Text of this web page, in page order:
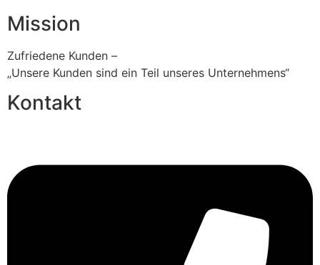
Mission
Zufriedene Kunden –
„Unsere Kunden sind ein Teil unseres Unternehmens“
Kontakt